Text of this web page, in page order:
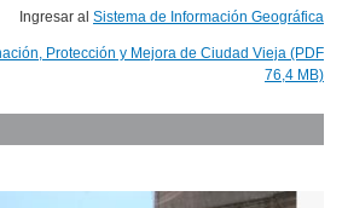
Ingresar al Sistema de Información Geográfica
Protección y Mejora de Ciudad Vieja (PDF
76,4 MB)